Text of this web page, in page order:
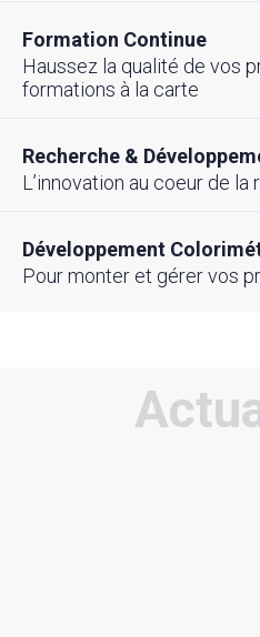
Formation Continue
Haussez la qualité de vos
formations à la carte
Recherche &
L’innovation au coeur de la
Développement
Pour monter et gérer vos